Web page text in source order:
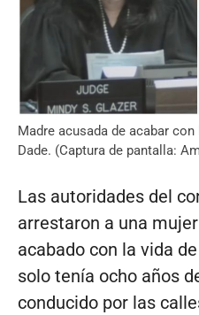
Madre acusada de acabar
Dade. (Captura de pantalla:
Las autoridades del
arrestaron a una
acabado con la vida
solo tenía ocho años
conducido por las